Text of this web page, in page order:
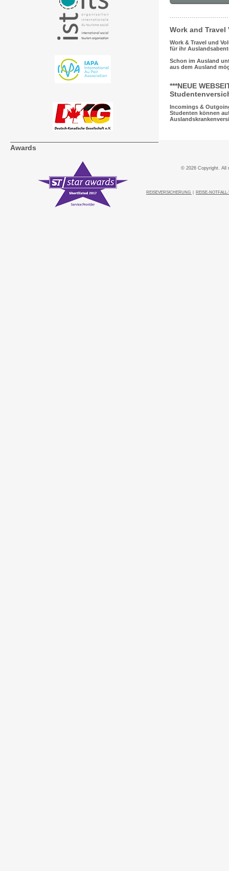
Awards
Work and Travel
Work & Travel und
für ihr
Schon im Ausland
aus dem Ausland
***NEUE
Incomings &
Studenten können
© 2026 Copyright. All
REISEVERSICHERUNG REISE-